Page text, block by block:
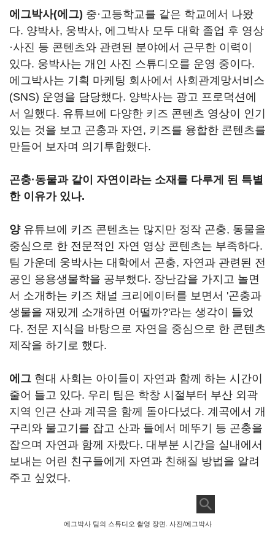
에그박사(에그) 중·고등학교를 같은 학교에서 나왔
다. 양박사, 웅박사, 에그박사 모두 대학 졸업 후 영상
·사진 등 콘텐츠와 관련된 분야에서 근무한 이력이
있다. 웅박사는 개인 사진 스튜디오를 운영 중이다.
에그박사는 기획 마케팅 회사에서 사회관계망서비스
(SNS) 운영을 담당했다. 양박사는 광고 프로덕션에
서 일했다. 유튜브에 다양한 키즈 콘텐츠 영상이 인기
있는 것을 보고 곤충과 자연, 키즈를 융합한 콘텐츠를
만들어 보자며 의기투합했다.
곤충·동물과 같이 자연이라는 소재를 다루게 된 특별
한 이유가 있나.
양유튜브에 키즈 콘텐츠는 많지만 정작 곤충, 동물을
중심으로 한 전문적인 자연 영상 콘텐츠는 부족하다.
팀 가운데 웅박사는 대학에서 곤충, 자연과 관련된 전
공인 응용생물학을 공부했다. 장난감을 가지고 놀면
서 소개하는 키즈 채널 크리에이터를 보면서 '곤충과
생물을 재밌게 소개하면 어떨까?'라는 생각이 들었
다. 전문 지식을 바탕으로 자연을 중심으로 한 콘텐츠
제작을 하기로 했다.
에그 현대 사회는 아이들이 자연과 함께 하는 시간이
줄어 들고 있다. 우리 팀은 학창 시절부터 부산 외곽
지역 인근 산과 계곡을 함께 돌아다녔다. 계곡에서 개
구리와 물고기를 잡고 산과 들에서 메뚜기 등 곤충을
잡으며 자연과 함께 자랐다. 대부분 시간을 실내에서
보내는 어린 친구들에게 자연과 친해질 방법을 알려
주고 싶었다.
에그박사 팀의 스튜디오 촬영 장면. 사진/에그박사